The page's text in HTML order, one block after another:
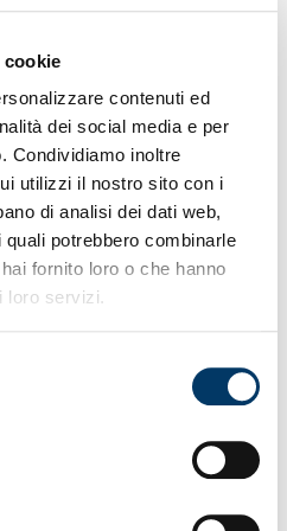
contenuti ed
dei social media e per
Condividiamo inoltre
utilizzi il nostro sito con i
di analisi dei dati web,
potrebbero combinarle
fornito loro o che hanno
loro servizi.
Porto Antico per la
40%, sugli acquisti degli
e training. Promo
e mercoledì pure nel